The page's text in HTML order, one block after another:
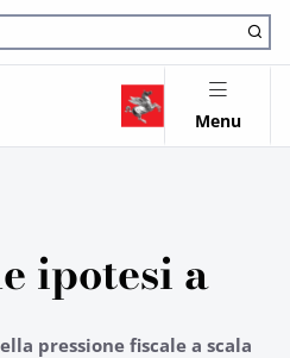
Menu
ipotesi a
pressione fiscale a scala